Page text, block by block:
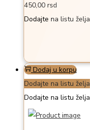
450,00 rsd
Dodajte na listu želja
Dodaj u korpu
Dodajte na listu želja
Dodajte na listu želja